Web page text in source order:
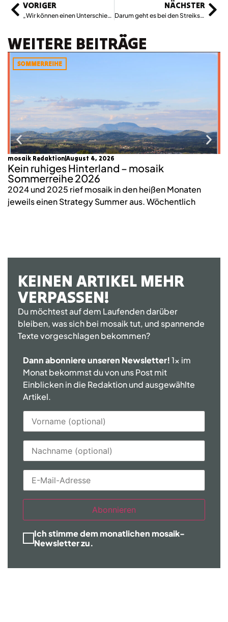
VORIGER
„Wir können einen Unterschied machen“
NÄCHSTER
Darum geht es bei den Streiks in der Sozialwirtschaft
WEITERE BEITRÄGE
SOMMERREIHE
mosaik Redaktion August 4, 2026
Kein ruhiges Hinterland – mosaik
Sommerreihe 2026
2024 und 2025 rief mosaik in den heißen Monaten
jeweils einen Strategy Summer aus. Wöchentlich
KEINEN ARTIKEL MEHR
VERPASSEN!
Du möchtest auf dem Laufenden darüber
bleiben, was sich bei mosaik tut, und spannende
Texte vorgeschlagen bekommen?
Dann abonniere unseren Newsletter!1x im
Monat bekommst du von uns Post mit
Einblicken in die Redaktion und ausgewählte
Artikel.
Abonnieren
Ich stimme dem monatlichen mosaik-
Newsletter zu.